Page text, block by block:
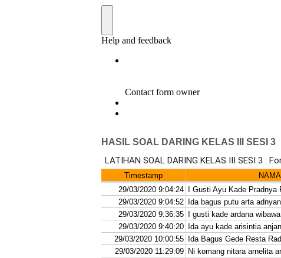
HASIL SOAL DARING KELAS III SESI 3